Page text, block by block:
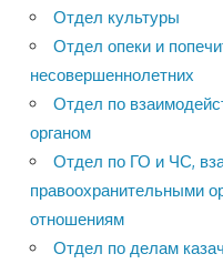
Отдел культуры
Отдел опеки и
несовершеннолетних
Отдел по
органом
Отдел по ГО и ЧС,
правоохранительными
отношениям
Отдел по делам